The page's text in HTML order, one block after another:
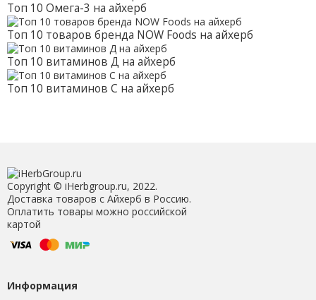
Топ 10 Омега-3 на айхерб
Топ 10 товаров бренда NOW Foods на айхерб
Топ 10 витаминов Д на айхерб
Топ 10 витаминов С на айхерб
Copyright © iHerbgroup.ru, 2022.
Доставка товаров с Айхерб в Россию.
Оплатить товары можно российской
картой
Информация